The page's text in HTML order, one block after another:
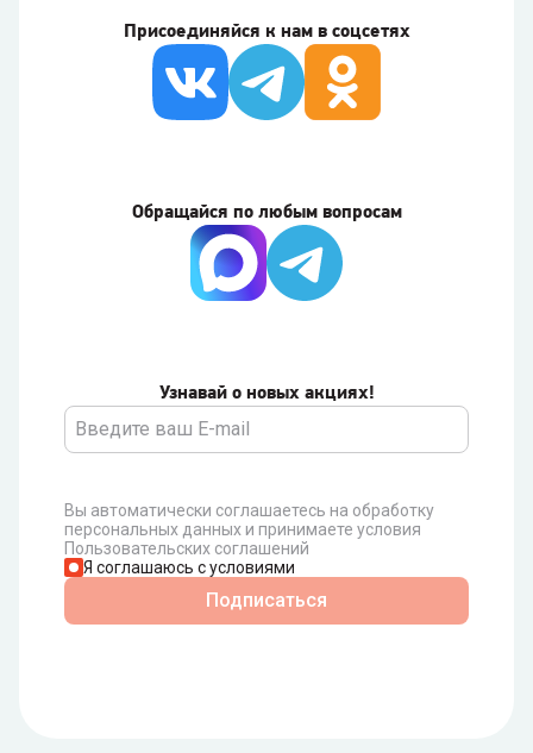
Присоединяйся к нам в соцсетях
Узнавай о новых акциях!
Вы автоматически соглашаетесь на обработку
персональных данных и принимаете условия
Пользовательских соглашений
Я соглашаюсь с условиями
Подписаться
Обращайся по любым вопросам